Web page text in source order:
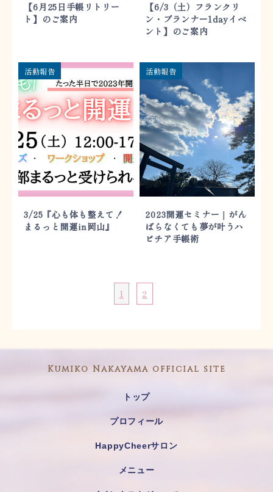
【6月25日手帳リトリー
ト】のご案内
【6/3（土）フランクリ
ン・プランナー1dayイベ
ント】のご案内
活動報告
3/25『心も体も整えて！
まるっと開運in岡山』
活動報告
2023開運セミナー｜がん
ばらなくても夢が叶うハ
ピチア手帳術
1 2
Kumiko Nakayama official site
トップ
プロフィール
HappyCheerサロン
メニュー